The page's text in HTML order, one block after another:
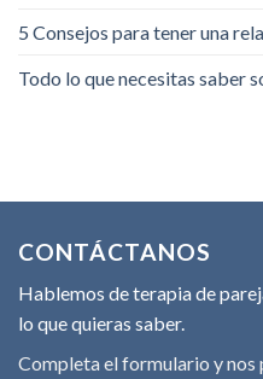
5 Consejos para tener una
Todo lo que necesitas saber
CONTÁCTANOS
Hablemos de terapia de
lo que quieras saber.
Completa el formulario y